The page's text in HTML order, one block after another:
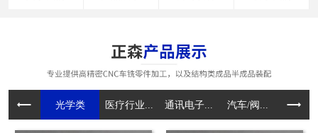
光学类 医疗行业... 通讯电子... 汽车/阀... 电动工